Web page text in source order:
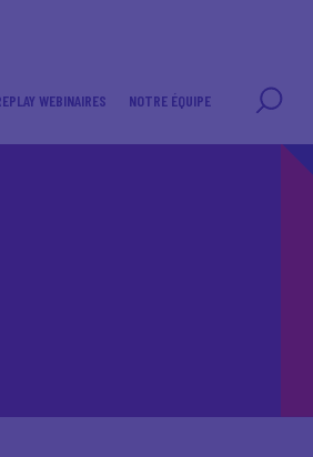
WEBINAIRES NOTRE ÉQUIPE